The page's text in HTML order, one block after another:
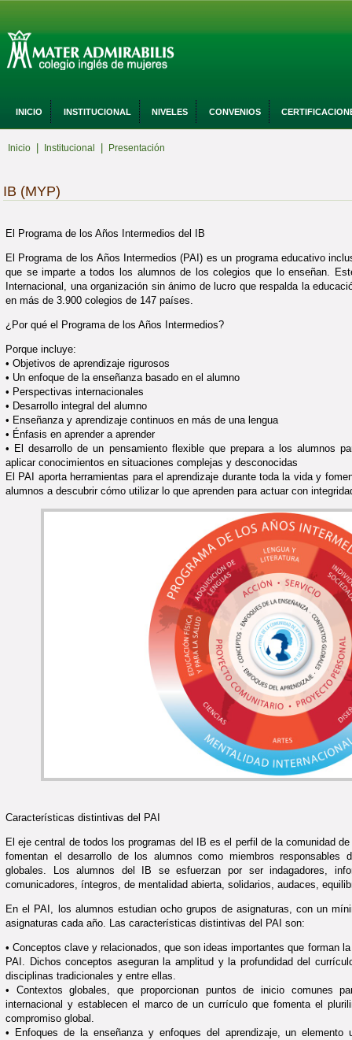
INICIO INSTITUCIONAL NIVELES CONVENIOS
Inicio Institucional Presentación
IB (MYP)
El Programa de los Años Intermedios del IB
El Programa de los Años Intermedios (PAI) es un programa educativo
que se imparte a todos los alumnos de los colegios que lo enseñan.
Internacional, una organización sin ánimo de lucro que respalda la
en más de 3.900 colegios de 147 países.
¿Por qué el Programa de los Años Intermedios?
Porque incluye:
• Objetivos de aprendizaje rigurosos
• Un enfoque de la enseñanza basado en el alumno
• Perspectivas internacionales
• Desarrollo integral del alumno
• Enseñanza y aprendizaje continuos en más de una lengua
• Énfasis en aprender a aprender
• El desarrollo de un pensamiento flexible que prepara a los alumnos
aplicar conocimientos en situaciones complejas y desconocidas
El PAI aporta herramientas para el aprendizaje durante toda la vida y
alumnos a descubrir cómo utilizar lo que aprenden para actuar con
Características distintivas del PAI
El eje central de todos los programas del IB es el perfil de la comunidad
fomentan el desarrollo de los alumnos como miembros responsables
globales. Los alumnos del IB se esfuerzan por ser indagadores,
comunicadores, íntegros, de mentalidad abierta, solidarios, audaces,
En el PAI, los alumnos estudian ocho grupos de asignaturas, con un
asignaturas cada año. Las características distintivas del PAI son:
• Conceptos clave y relacionados, que son ideas importantes que forman
PAI. Dichos conceptos aseguran la amplitud y la profundidad del
disciplinas tradicionales y entre ellas.
• Contextos globales, que proporcionan puntos de inicio comunes
internacional y establecen el marco de un currículo que fomenta el
compromiso global.
• Enfoques de la enseñanza y enfoques del aprendizaje, un